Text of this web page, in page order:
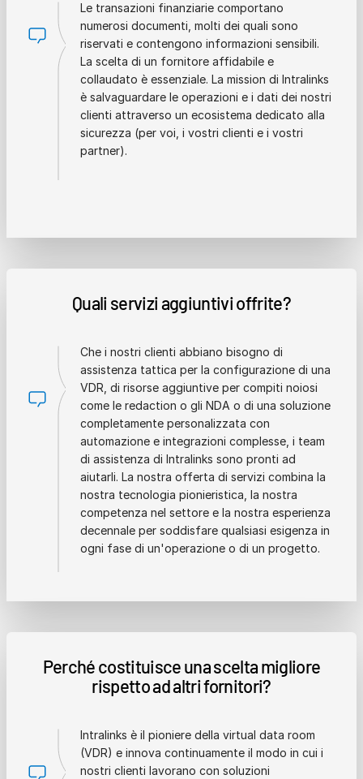
Le transazioni finanziarie comportano
numerosi documenti, molti dei quali sono
riservati e contengono informazioni sensibili.
La scelta di un fornitore affidabile e
collaudato è essenziale. La mission di Intralinks
è salvaguardare le operazioni e i dati dei nostri
clienti attraverso un ecosistema dedicato alla
sicurezza (per voi, i vostri clienti e i vostri
partner).
Quali servizi aggiuntivi offrite?
Che i nostri clienti abbiano bisogno di
assistenza tattica per la configurazione di una
VDR, di risorse aggiuntive per compiti noiosi
come le redaction o gli NDA o di una soluzione
completamente personalizzata con
automazione e integrazioni complesse, i team
di assistenza di Intralinks sono pronti ad
aiutarli. La nostra offerta di servizi combina la
nostra tecnologia pionieristica, la nostra
competenza nel settore e la nostra esperienza
decennale per soddisfare qualsiasi esigenza in
ogni fase di un'operazione o di un progetto.
Perché costituisce una scelta migliore
rispetto ad altri fornitori?
Intralinks è il pioniere della virtual data room
(VDR) e innova continuamente il modo in cui i
nostri clienti lavorano con soluzioni